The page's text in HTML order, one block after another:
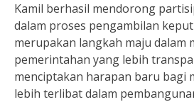
Kamil berhasil mendorong
dalam proses pengambilan
merupakan langkah maju dalam
pemerintahan yang lebih
menciptakan harapan baru bagi
lebih terlibat dalam